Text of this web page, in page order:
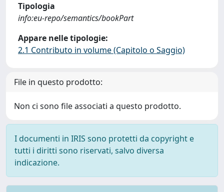
Tipologia
info:eu-repo/semantics/bookPart
Appare nelle tipologie:
2.1 Contributo in volume (Capitolo o Saggio)
File in questo prodotto:
Non ci sono file associati a questo prodotto.
I documenti in IRIS sono protetti da copyright e
tutti i diritti sono riservati, salvo diversa
indicazione.